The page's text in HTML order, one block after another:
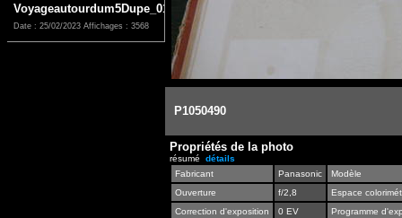
Voyageautourdum5Dupe_0129
Date : 25/02/2023 Affichages : 3568
P1050490
Propriétés de la photo
résumé détails
Fabricant
Panasonic
Modèle
Ouverture
f/2,8
Espace
Correction d'exposition
0 EV
Programme